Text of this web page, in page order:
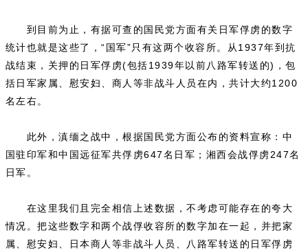
到目前为止，有据可查的国民党方面有关日军俘虏的数字
统计也就是这些了，“国军”只有这两个收容所。从1937年到抗
战结束，关押的日军俘虏(包括1939年以前八路军转送的)，包
括日军家属、慰安妇、商人等非战斗人员在内，共计大约1200
名左右。
此外，滇缅之战中，根据国民党方面公布的资料宣称：中
国驻印军和中国远征军共俘虏647名日军；湘西会战俘虏247名
日军。
在这里我们且完全相信上述数据，不考虑可能存在的夸大
情况。把这些数字和两个战俘收容所的数字加在一起，并把家
属、慰安妇、日本商人等非战斗人员、八路军转送的日军俘虏